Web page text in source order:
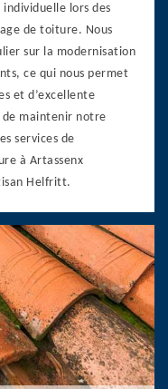
lors des
de toiture. Nous
sur la modernisation
ce qui nous permet
et d’excellente
maintenir notre
services de
à Artassenx
Helfritt.